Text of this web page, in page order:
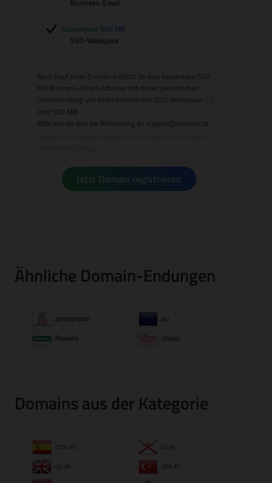
Business-Email
Kostenloser 500 MB
SSD-Webspace
Beim Kauf einer Domain erhältst du eine kostenlose 500
MB Business-Email-Adresse mit deiner persönlichen
Domainendung und einen kostenlosen SSD-Webspace
über 500 MB.
Bitte wende dich zur Aktivierung an support@internex.at
Jetzt Domain registrieren
Ähnliche Domain-Endungen
.amsterdam
.eu
.flowers
.shoes
Domains aus der Kategorie
.com.es
.co.uk
.bbs.tr